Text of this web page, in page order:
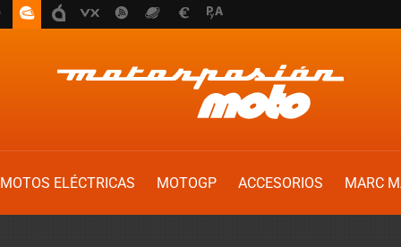
MOTOS ELÉCTRICAS MOTOGP ACCESORIOS
MARC